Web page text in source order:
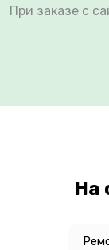
При заказе с
На